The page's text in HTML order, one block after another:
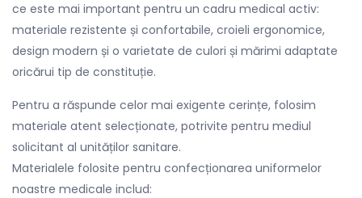
ce este mai important pentru un cadru medical activ:
materiale rezistente și confortabile, croieli ergonomice,
design modern și o varietate de culori și mărimi adaptate
oricărui tip de constituție.
Pentru a răspunde celor mai exigente cerințe, folosim
materiale atent selecționate, potrivite pentru mediul
solicitant al unităților sanitare.
Materialele folosite pentru confecționarea uniformelor
noastre medicale includ: